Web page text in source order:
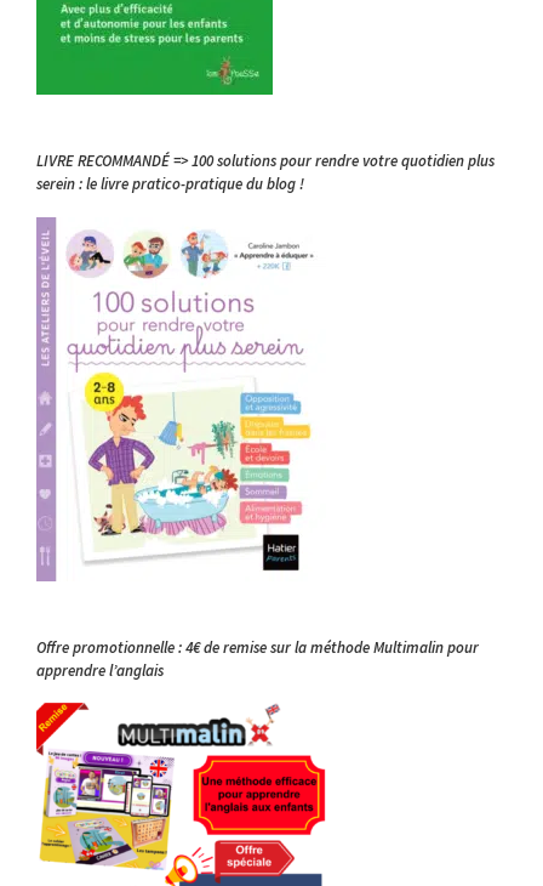
LIVRE RECOMMANDÉ => 100 solutions pour rendre votre quotidien plus
serein : le livre pratico-pratique du blog !
Offre promotionnelle : 4€ de remise sur la méthode Multimalin pour
apprendre l’anglais